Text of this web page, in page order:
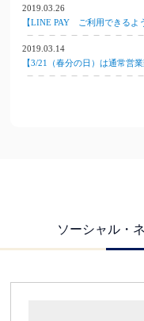
2019.03.26
【LINE PAY ご利用できるよ
2019.03.14
【3/21（春分の日）は通常営業
ソーシャル・